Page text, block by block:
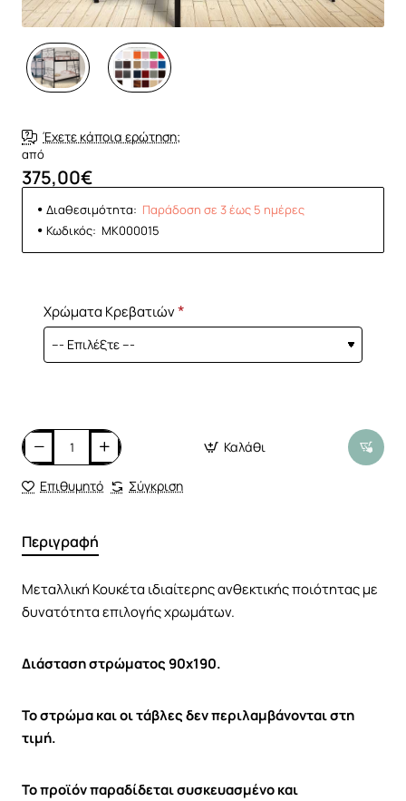
Έχετε κάποια ερώτηση;
από
375,00€
Διαθεσιμότητα: Παράδοση σε 3 έως 5 ημέρες
Κωδικός: MK000015
Χρώματα Κρεβατιών
Καλάθι
Επιθυμητό Σύγκριση
Περιγραφή
Μεταλλική Κουκέτα ιδιαίτερης ανθεκτικής ποιότητας με
δυνατότητα επιλογής χρωμάτων.
Διάσταση στρώματος 90x190.
To στρώμα και οι τάβλες δεν περιλαμβάνονται στη
τιμή.
Το προϊόν παραδίδεται συσκευασμένο και